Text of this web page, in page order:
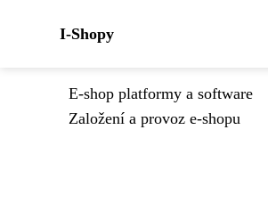
I-Shopy
E-shop platformy a software
Založení a provoz e-shopu